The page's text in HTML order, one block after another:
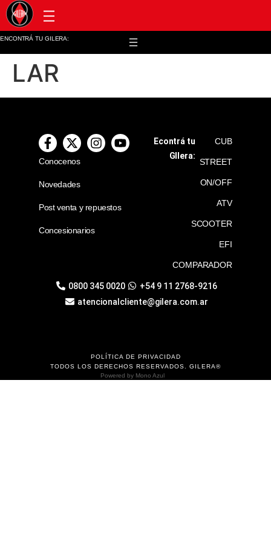
ENCONTRÁ TU GILERA:
LAR
Conocenos
Novedades
Post venta y repuestos
Concesionarios
Econtrá tu
GIlera:
CUB
STREET
ON/OFF
ATV
SCOOTER
EFI
COMPARADOR
0800 345 0020
+54 9 11 2768-9216
atencionalcliente@gilera.com.ar
POLÍTICA DE PRIVACIDAD
TODOS LOS DERECHOS RESERVADOS. GILERA®
Powered by Mono Azul